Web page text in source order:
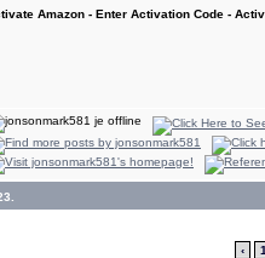
Amazon - Enter Activation Code -
‹